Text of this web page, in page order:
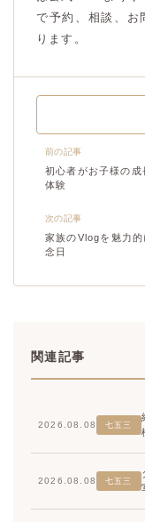
で予約、相談、お
ります。
前の記事
初心者がお子様の
体験
次の記事
家族のVlogを魅力
念日
関連記事
2026.08.08 七五三
2026.08.08 七五三